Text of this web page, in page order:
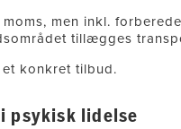
men inkl.
tillægges
konkret tilbud.
psykisk lidelse